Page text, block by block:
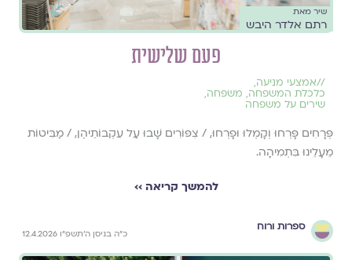
שיר מאת
רתם אלדר היבש
פעם שלישית
//אמצעי מניעה,
כלכלת המשפחה, משפחה,
שירים על משפחה
פְּרָחִים פָּרְחוּ וְקָמְלוּ וּפָרְחוּ, / צִפּוֹרִים שָׁבוּ עַל עִקְבוֹתֵיהֶן, / מַבִּיטוֹת
מֵעָלֵינוּ בִּתְמִיהָה.
להמשך קריאה ››
ספרות ורוח
כ״ה בניסן ה׳תשפ״ו 12.4.2026